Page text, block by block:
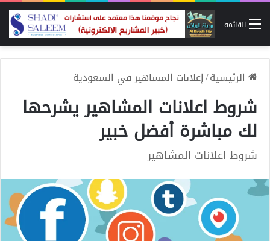
القائمة
الرئيسية/إعلانات المشاهير في السعودية
شروط اعلانات المشاهير يشرحها
لك مباشرة أفضل خبير
شروط اعلانات المشاهير